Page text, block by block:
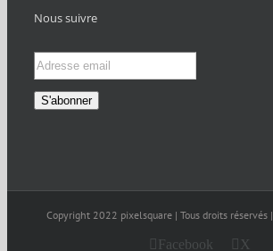
Nous suivre
Copyright 2022 pixelsquare | Tous droits réservés |
Facebook X